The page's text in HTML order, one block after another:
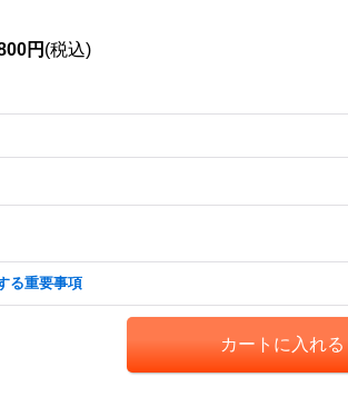
円 (税込)
る重要事項